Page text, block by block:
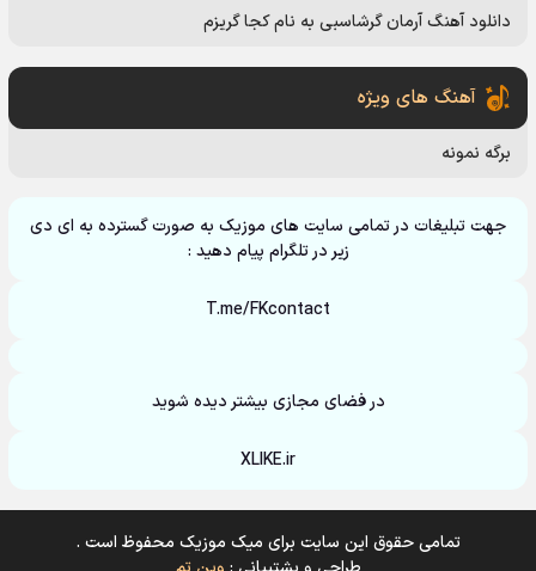
دانلود آهنگ آرمان گرشاسبی به نام کجا گریزم
آهنگ های ویژه
برگه نمونه
جهت تبلیغات در تمامی سایت های موزیک به صورت گسترده به ای دی
زیر در تلگرام پیام دهید :
T.me/FKcontact
در فضای مجازی بیشتر دیده شوید
XLIKE.ir
تمامی حقوق این سایت برای میک موزیک محفوظ است .